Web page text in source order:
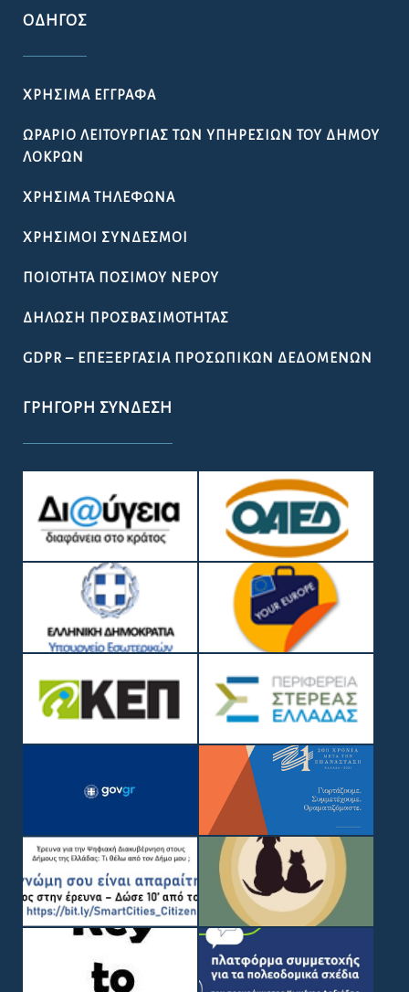
ΟΔΗΓΌΣ
ΧΡΉΣΙΜΑ ΈΓΓΡΑΦΑ
ΩΡΆΡΙΟ ΛΕΙΤΟΥΡΓΊΑΣ ΤΩΝ ΥΠΗΡΕΣΙΏΝ ΤΟΥ ΔΉΜΟΥ
ΛΟΚΡΏΝ
ΧΡΉΣΙΜΑ ΤΗΛΈΦΩΝΑ
ΧΡΉΣΙΜΟΙ ΣΎΝΔΕΣΜΟΙ
ΠΟΙΌΤΗΤΑ ΠΌΣΙΜΟΥ ΝΕΡΟΎ
ΔΉΛΩΣΗ ΠΡΟΣΒΑΣΙΜΌΤΗΤΑΣ
GDPR – ΕΠΕΞΕΡΓΑΣΙΑ ΠΡΟΣΩΠΙΚΩΝ ΔΕΔΟΜΕΝΩΝ
ΓΡΉΓΟΡΗ ΣΎΝΔΕΣΗ